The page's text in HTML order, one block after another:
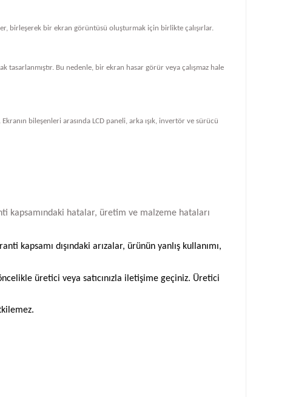
birleşerek bir ekran görüntüsü oluşturmak için birlikte çalışırlar.
Bu nedenle, bir ekran hasar görür veya çalışmaz hale
bileşenleri arasında LCD paneli, arka ışık, invertör ve sürücü
hatalar, üretim ve malzeme hataları
kapsamı dışındaki arızalar, ürünün yanlış kullanımı,
üretici veya satıcınızla iletişime geçiniz. Üretici